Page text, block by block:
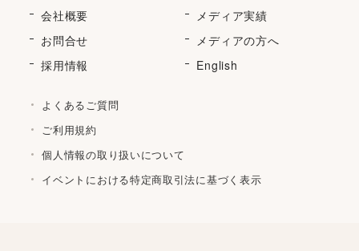
会社概要
メディア実績
お問合せ
メディアの方へ
採用情報
English
よくあるご質問
ご利用規約
個人情報の取り扱いについて
イベントにおける特定商取引法に基づく表示